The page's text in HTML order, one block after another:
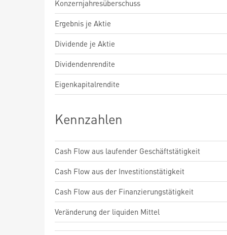
Konzernjahresüberschuss
Ergebnis je Aktie
Dividende je Aktie
Dividendenrendite
Eigenkapitalrendite
Kennzahlen
Cash Flow aus laufender Geschäftstätigkeit
Cash Flow aus der Investitionstätigkeit
Cash Flow aus der Finanzierungstätigkeit
Veränderung der liquiden Mittel